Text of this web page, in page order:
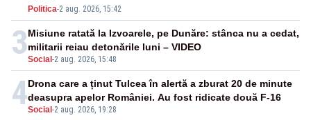
Politica-2 aug. 2026, 15:42
3Social -2 aug. 2026, 15:48
Misiune ratată la Izvoarele, pe Dunăre: stânca nu a cedat,
militarii reiau detonările luni – VIDEO
4Social -2 aug. 2026, 19:28
Drona care a ținut Tulcea în alertă a zburat 20 de minute
deasupra apelor României. Au fost ridicate două F-16